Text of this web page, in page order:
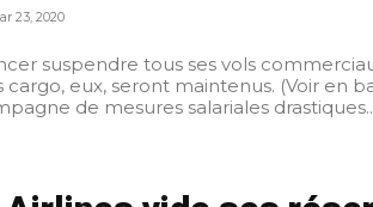
23, 2020
suspendre tous ses vols
eux, seront maintenus. (Voir en
de mesures salariales